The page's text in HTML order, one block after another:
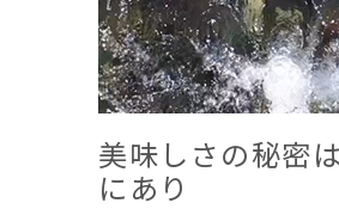
美味しさの秘密
にあり